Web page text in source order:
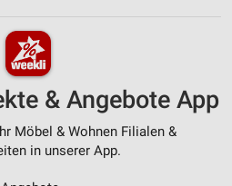
& Angebote App
Möbel & Wohnen Filialen &
in unserer App.